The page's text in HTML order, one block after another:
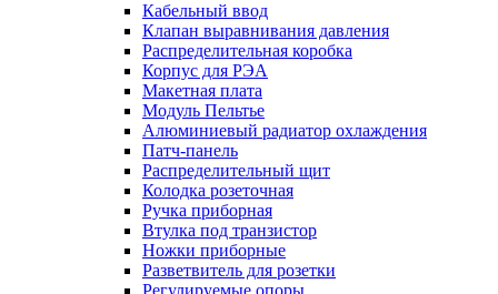
Кабельный ввод
Клапан выравнивания давления
Распределительная коробка
Корпус для РЭА
Макетная плата
Модуль Пельтье
Алюминиевый радиатор охлаждения
Патч-панель
Распределительный щит
Колодка розеточная
Ручка приборная
Втулка под транзистор
Ножки приборные
Разветвитель для розетки
Регулируемые опоры